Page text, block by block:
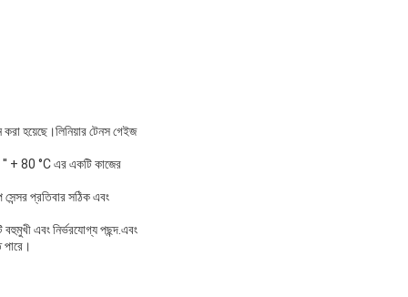
হয়েছে।লিনিয়ার টেনস গেইজ
′′ + 80 °C এর একটি কাজের
প্রতিবার সঠিক এবং
এবং নির্ভরযোগ্য পছন্দ.এবং
পারে।